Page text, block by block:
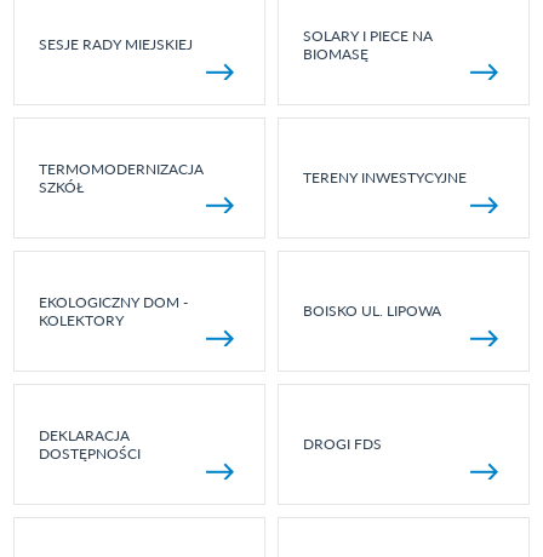
SESJE RADY MIEJSKIEJ
SOLARY I PIECE NA
BIOMASĘ
TERMOMODERNIZACJA
SZKÓŁ
TERENY INWESTYCYJNE
EKOLOGICZNY DOM -
KOLEKTORY
BOISKO UL. LIPOWA
DEKLARACJA
DOSTĘPNOŚCI
DROGI FDS